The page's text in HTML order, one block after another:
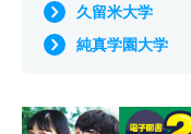
久留米大学
純真学園大学